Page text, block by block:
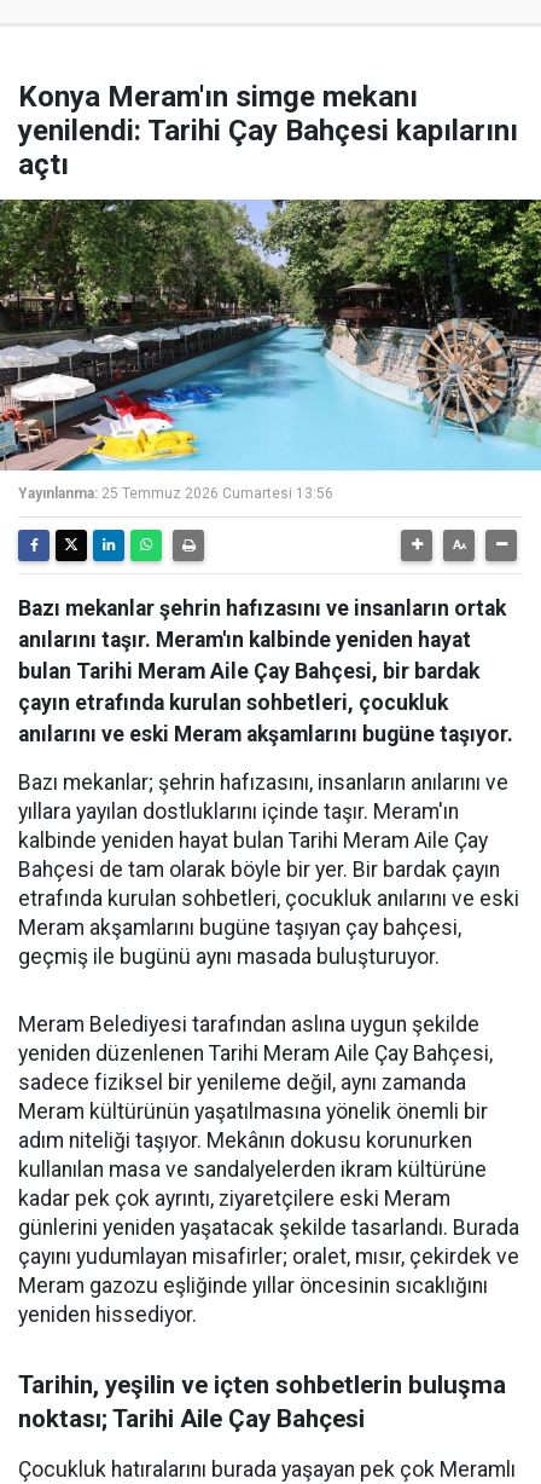
Konya Meram'ın simge mekanı
yenilendi: Tarihi Çay Bahçesi kapılarını
açtı
Yayınlanma: 25 Temmuz 2026 Cumartesi 13:56
Bazı mekanlar şehrin hafızasını ve insanların ortak
anılarını taşır. Meram'ın kalbinde yeniden hayat
bulan Tarihi Meram Aile Çay Bahçesi, bir bardak
çayın etrafında kurulan sohbetleri, çocukluk
anılarını ve eski Meram akşamlarını bugüne taşıyor.
Bazı mekanlar; şehrin hafızasını, insanların anılarını ve
yıllara yayılan dostluklarını içinde taşır. Meram'ın
kalbinde yeniden hayat bulan Tarihi Meram Aile Çay
Bahçesi de tam olarak böyle bir yer. Bir bardak çayın
etrafında kurulan sohbetleri, çocukluk anılarını ve eski
Meram akşamlarını bugüne taşıyan çay bahçesi,
geçmiş ile bugünü aynı masada buluşturuyor.
Meram Belediyesi tarafından aslına uygun şekilde
yeniden düzenlenen Tarihi Meram Aile Çay Bahçesi,
sadece fiziksel bir yenileme değil, aynı zamanda
Meram kültürünün yaşatılmasına yönelik önemli bir
adım niteliği taşıyor. Mekânın dokusu korunurken
kullanılan masa ve sandalyelerden ikram kültürüne
kadar pek çok ayrıntı, ziyaretçilere eski Meram
günlerini yeniden yaşatacak şekilde tasarlandı. Burada
çayını yudumlayan misafirler; oralet, mısır, çekirdek ve
Meram gazozu eşliğinde yıllar öncesinin sıcaklığını
yeniden hissediyor.
Tarihin, yeşilin ve içten sohbetlerin buluşma
noktası; Tarihi Aile Çay Bahçesi
Çocukluk hatıralarını burada yaşayan pek çok Meramlı